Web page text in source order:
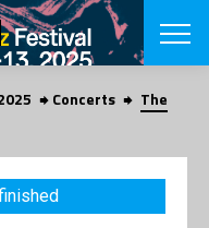
SEARCH
Danish
CHOOSE
Concerts
The